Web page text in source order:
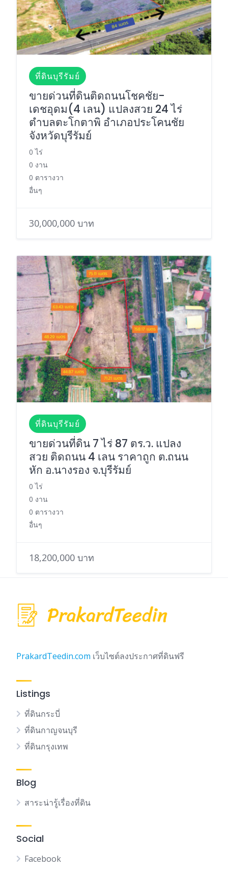
ที่ดินบุรีรัมย์
ขายด่วนที่ดินติดถนนโชคชัย-
เดชอุดม(4 เลน) แปลงสวย 24 ไร่
ตำบลตะโกตาพิ อำเภอประโคนชัย
จังหวัดบุรีรัมย์
0 ไร่
0 งาน
0 ตารางวา
อื่นๆ
30,000,000 บาท
ที่ดินบุรีรัมย์
ขายด่วนที่ดิน 7 ไร่ 87 ตร.ว. แปลง
สวย ติดถนน 4 เลน ราคาถูก ต.ถนน
หัก อ.นางรอง จ.บุรีรัมย์
0 ไร่
0 งาน
0 ตารางวา
อื่นๆ
18,200,000 บาท
PrakardTeedin.com เว็บไซต์ลงประกาศที่ดินฟรี
Listings
ที่ดินกระบี่
ที่ดินกาญจนบุรี
ที่ดินกรุงเทพ
Blog
สาระน่ารู้เรื่องที่ดิน
Social
Facebook